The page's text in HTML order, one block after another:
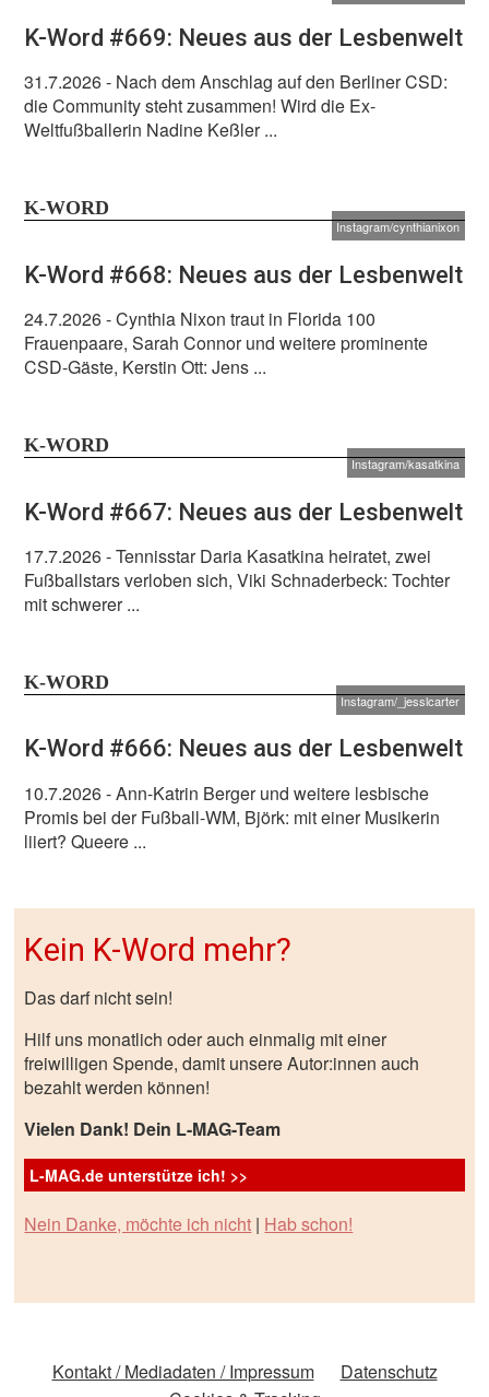
K-Word #669: Neues aus der Lesbenwelt
31.7.2026- Nach dem Anschlag auf den Berliner CSD:
die Community steht zusammen! Wird die Ex-
Weltfußballerin Nadine Keßler ...
K-WORD
Instagram/cynthianixon
K-Word #668: Neues aus der Lesbenwelt
24.7.2026- Cynthia Nixon traut in Florida 100
Frauenpaare, Sarah Connor und weitere prominente
CSD-Gäste, Kerstin Ott: Jens ...
K-WORD
Instagram/kasatkina
K-Word #667: Neues aus der Lesbenwelt
17.7.2026- Tennisstar Daria Kasatkina heiratet, zwei
Fußballstars verloben sich, Viki Schnaderbeck: Tochter
mit schwerer ...
K-WORD
Instagram/_jesslcarter
K-Word #666: Neues aus der Lesbenwelt
10.7.2026- Ann-Katrin Berger und weitere lesbische
Promis bei der Fußball-WM, Björk: mit einer Musikerin
liiert? Queere ...
Kein K-Word mehr?
Das darf nicht sein!
Hilf uns monatlich oder auch einmalig mit einer
freiwilligen Spende, damit unsere Autor:innen auch
bezahlt werden können!
Vielen Dank! Dein L-MAG-Team
L-MAG.de unterstütze ich! >>
Nein Danke, möchte ich nicht | Hab schon!
Kontakt / Mediadaten / Impressum
Datenschutz